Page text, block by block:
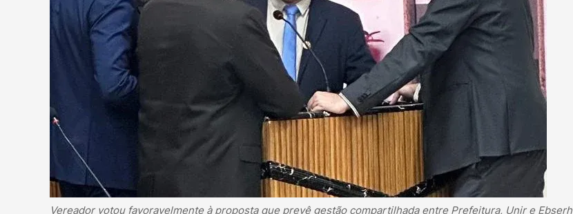
Vereador votou favoravelmente à proposta que prevê gestão compartilhada entre Prefeitura, Unir e Ebserh